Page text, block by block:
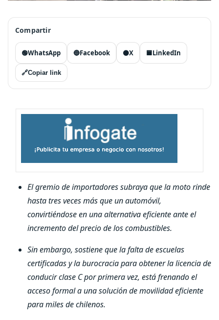
Compartir
🟢WhatsApp 🔵Facebook ⚫X 🟦LinkedIn
🔗Copiar link
El gremio de importadores subraya que la moto rinde
hasta tres veces más que un automóvil,
convirtiéndose en una alternativa eficiente ante el
incremento del precio de los combustibles.
Sin embargo, sostiene que la falta de escuelas
certificadas y la burocracia para obtener la licencia de
conducir clase C por primera vez, está frenando el
acceso formal a una solución de movilidad eficiente
para miles de chilenos.